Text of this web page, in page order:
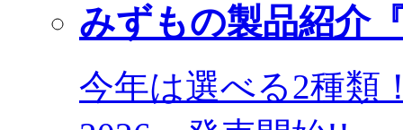
みずもの製品紹介
今年は選べる2種類